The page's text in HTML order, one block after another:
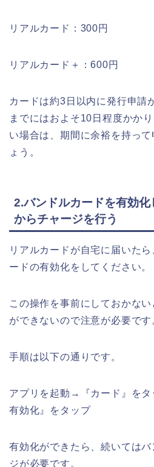
リアルカード：300円
リアルカード＋：600円
カードは約3日以内に発行申請
までにはおよそ10日程度かか
い場合は、期間に余裕を持っ
ょう。
2.バンドルカードを有効
からチャージを行う
リアルカードが自宅に届いた
ードの有効化をしてください。
この操作を事前にしておかな
ができないので注意が必要です
手順は以下の通りです。
アプリを起動→『カード』を
有効化』をタップ
有効化ができたら、続いては
ジが必要です。